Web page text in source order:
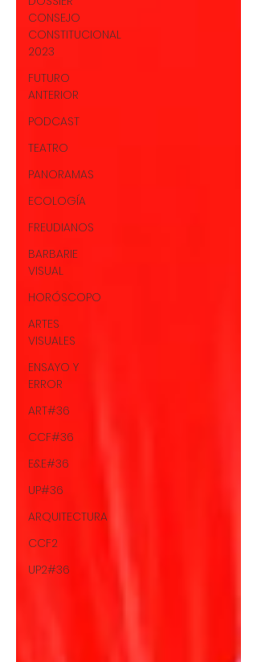
CONSEJO
CONSTITUCIONAL
2023
FUTURO
ANTERIOR
PODCAST
TEATRO
PANORAMAS
ECOLOGÍA
FREUDIANOS
BARBARIE
VISUAL
HORÓSCOPO
ARTES
VISUALES
ENSAYO Y
ERROR
ART#36
CCF#36
E&E#36
UP#36
ARQUITECTURA
CCF2
UP2#36